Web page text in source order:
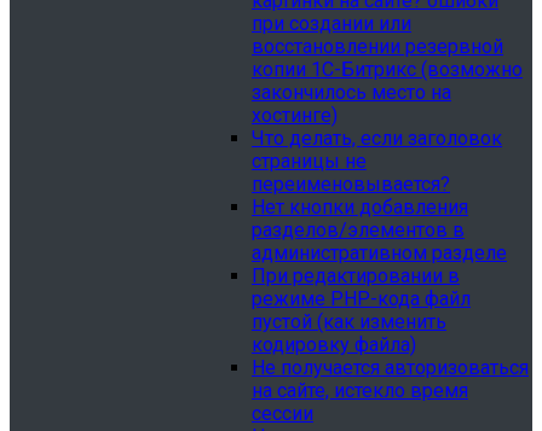
при создании или
восстановлении резервной
копии 1С-Битрикс (возможно
закончилось место на
хостинге)
Что делать, если заголовок
страницы не
переименовывается?
Нет кнопки добавления
разделов/элементов в
административном разделе
При редактировании в
режиме PHP-кода файл
пустой (как изменить
кодировку файла)
Не получается авторизоваться
на сайте, истекло время
сессии